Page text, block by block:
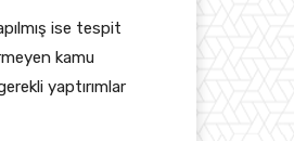
ise tespit
kamu
yaptırımlar